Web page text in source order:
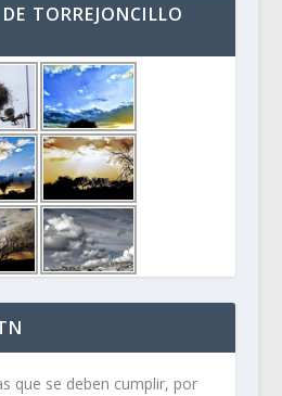
TORREJONCILLO
que se deben cumplir, por